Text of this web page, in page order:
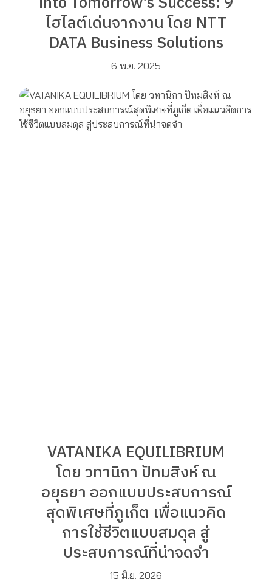
ไฮไลต์เด่นจากงาน โดย NTT
DATA Business Solutions
6 พ.ย. 2025
VATANIKA EQUILIBRIUM
โดย วทานิกา ปัทมสิงห์ ณ
อยุธยา ออกแบบประสบการณ์
สุดพิเศษที่ภูเก็ต เพื่อแนวคิด
การใช้ชีวิตแบบสมดุล สู่
ประสบการณ์ที่น่าจดจำ
15 มิ.ย. 2026